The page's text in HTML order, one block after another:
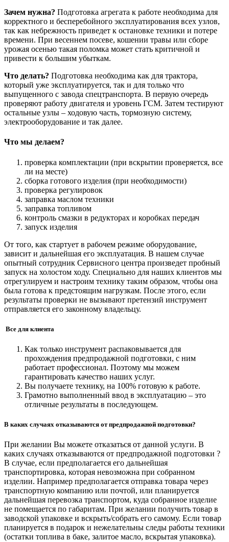
Зачем нужна? Подготовка агрегата к работе необходима для
корректного и бесперебойного эксплуатирования всех узлов,
так как небрежность приведет к остановке техники и потере
времени. При весеннем посеве, кошении травы или сборе
урожая осенью такая поломка может стать критичной и
привести к большим убыткам.
Что делать? Подготовка необходима как для трактора,
который уже эксплуатируется, так и для только что
выпущенного с завода спецтранспорта. В первую очередь
проверяют работу двигателя и уровень ГСМ. Затем тестируют
остальные узлы – ходовую часть, тормозную систему,
электрооборудование и так далее.
Что мы делаем?
проверка комплектации (при вскрытии проверяется, все
ли на месте)
сборка готового изделия (при необходимости)
проверка регулировок
заправка маслом техники
заправка топливом
контроль смазки в редукторах и коробках передач
запуск изделия
От того, как стартует в рабочем режиме оборудование,
зависит и дальнейшая его эксплуатация. В нашем случае
опытный сотрудник Сервисного центра произведет пробный
запуск на холостом ходу. Специально для наших клиентов мы
отрегулируем и настроим технику таким образом, чтобы она
была готова к предстоящим нагрузкам. После этого, если
результаты проверки не вызывают претензий инструмент
отправляется его законному владельцу.
Все для клиента
Как только инструмент распаковывается для
прохождения предпродажной подготовки, с ним
работает профессионал. Поэтому мы можем
гарантировать качество наших услуг.
Вы получаете технику, на 100% готовую к работе.
Грамотно выполненный ввод в эксплуатацию – это
отличные результаты в последующем.
В каких случаях отказываются от предпродажной подготовки?
При желании Вы можете отказаться от данной услуги. В
каких случаях отказываются от предпродажной подготовки ?
В случае, если предполагается его дальнейшая
транспортировка, которая невозможна при собранном
изделии. Например предполагается отправка товара через
транспортную компанию или почтой, или планируется
дальнейшая перевозка транспортом, куда собранное изделие
не помещается по габаритам. При желании получить товар в
заводской упаковке и вскрыть/собрать его самому. Если товар
планируется в подарок и нежелательны следы работы техники
(остатки топлива в баке, залитое масло, вскрытая упаковка).